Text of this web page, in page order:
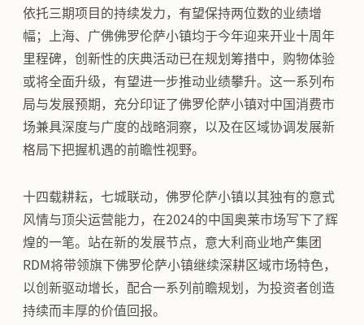
依托三期项目的持续发力，有望保持两位数的业绩增
幅；上海、广佛佛罗伦萨小镇均于今年迎来开业十周年
里程碑，创新性的庆典活动已在规划筹措中，购物体验
或将全面升级，有望进一步推动业绩攀升。这一系列布
局与发展预期，充分印证了佛罗伦萨小镇对中国消费市
场兼具深度与广度的战略洞察，以及在区域协调发展新
格局下把握机遇的前瞻性视野。
十四载耕耘，七城联动，佛罗伦萨小镇以其独有的意式
风情与顶尖运营能力，在2024的中国奥莱市场写下了辉
煌的一笔。站在新的发展节点，意大利商业地产集团
RDM将带领旗下佛罗伦萨小镇继续深耕区域市场特色，
以创新驱动增长，配合一系列前瞻规划，为投资者创造
持续而丰厚的价值回报。